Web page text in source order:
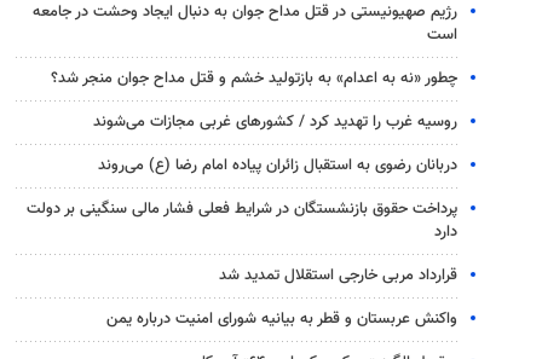
رژیم صهیونیستی در قتل مداح جوان به دنبال ایجاد وحشت در جامعه
است
چطور «نه به اعدام» به بازتولید خشم و قتل مداح جوان منجر شد؟
روسیه غرب را تهدید کرد / کشورهای غربی مجازات می‌شوند
دربانان رضوی به استقبال زائران پیاده امام رضا (ع) می‌روند
پرداخت حقوق بازنشستگان در شرایط فعلی فشار مالی سنگینی بر دولت
دارد
قرارداد مربی خارجی استقلال تمدید شد
واکنش عربستان و قطر به بیانیه شورای امنیت درباره یمن